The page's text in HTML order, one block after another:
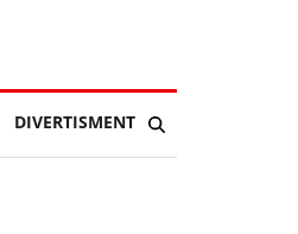
DIVERTISMENT